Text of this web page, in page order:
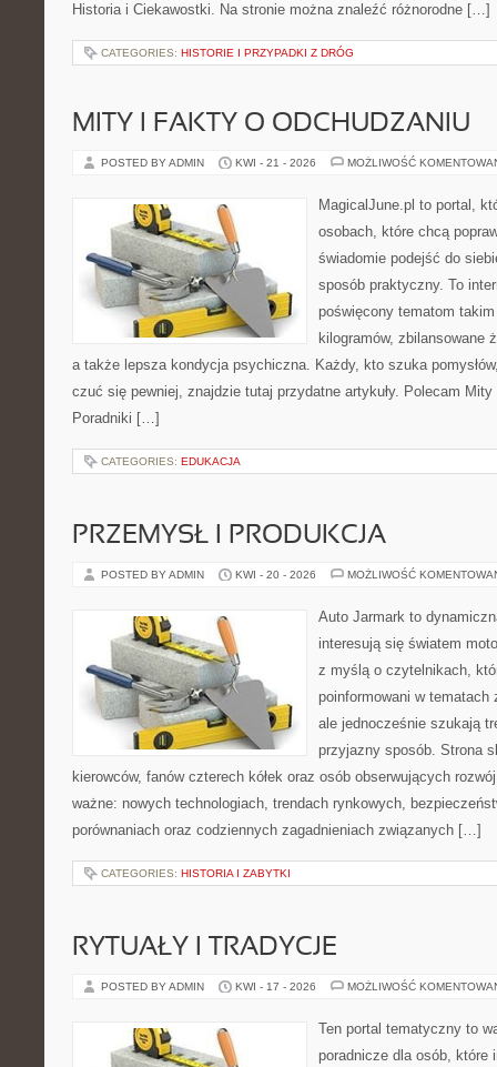
Historia i Ciekawostki. Na stronie można znaleźć różnorodne […]
CATEGORIES: HISTORIE I PRZYPADKI Z DRÓG
MITY I FAKTY O ODCHUDZANIU
POSTED BY ADMIN KWI - 21 - 2026 MOŻLIWOŚĆ
MagicalJune.pl to portal,
osobach, które chcą
świadomie podejść do
sposób praktyczny. To
poświęcony tematom
kilogramów, zbilansowane
a także lepsza kondycja psychiczna. Każdy, kto szuka
czuć się pewniej, znajdzie tutaj przydatne artykuły. Polecam
Poradniki […]
CATEGORIES: EDUKACJA
PRZEMYSŁ I PRODUKCJA
POSTED BY ADMIN KWI - 20 - 2026 MOŻLIWOŚĆ
Auto Jarmark to
interesują się światem
z myślą o czytelnikach,
poinformowani w
ale jednocześnie szukają
przyjazny sposób. Strona
kierowców, fanów czterech kółek oraz osób obserwujących
ważne: nowych technologiach, trendach rynkowych,
porównaniach oraz codziennych zagadnieniach związanych […]
CATEGORIES: HISTORIA I ZABYTKI
RYTUAŁY I TRADYCJE
POSTED BY ADMIN KWI - 17 - 2026 MOŻLIWOŚĆ
Ten portal tematyczny to
poradnicze dla osób, które